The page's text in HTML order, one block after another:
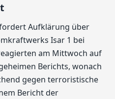
Aufklärung über
Isar 1 bei
am Mittwoch auf
Berichts, wonach
gegen terroristische
Bericht der